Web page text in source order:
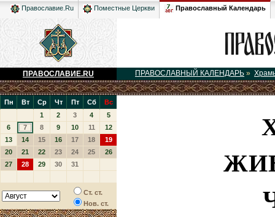
Православие.Ru Поместные Церкви Православный Календарь
ПРАВОСЛАВИЕ.RU ПРАВОСЛАВНЫЙ КАЛЕНДАРЬ »
Пн Вт Ср Чт Пт Сб
Вс
1
2 3 4
5
6
7 8 9 10 11
12
13
14 15 16 17 18
19
20
21 22 23 24 25
26
27
28 29 30 31
Ст. ст.
Нов. ст.